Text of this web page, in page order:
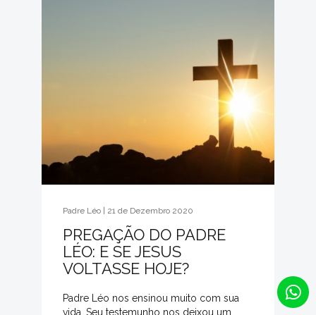
Padre Léo | 21 de Dezembro 2020
PREGAÇÃO DO PADRE
LÉO: E SE JESUS
VOLTASSE HOJE?
Padre Léo nos ensinou muito com sua
vida. Seu testemunho nos deixou um